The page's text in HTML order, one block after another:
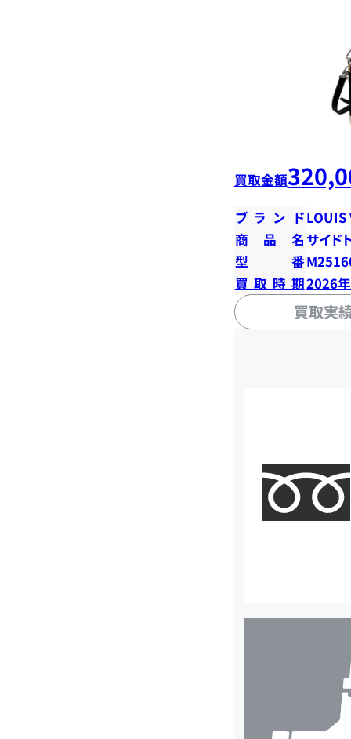
買取金額
ブランドLOUIS
商品名 サイド
型番
買取時期2026
買取実